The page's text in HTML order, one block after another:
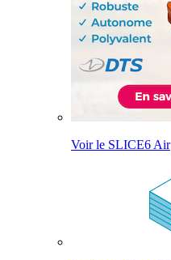
Voir le SLICE6 Air